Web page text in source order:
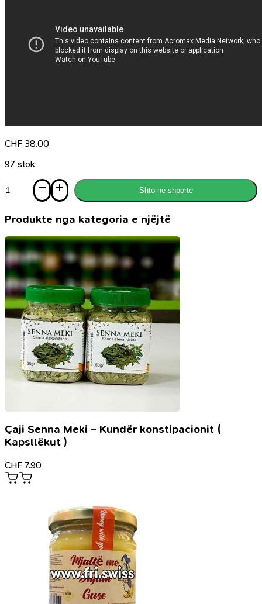
CHF 38.00
97 stok
Bazat
thirrjes
Shto në shportë
Produkte nga kategoria e njëjtë
Çaji Senna Meki – Kundër konstipacionit (
Kapsllëkut )
CHF 7.90